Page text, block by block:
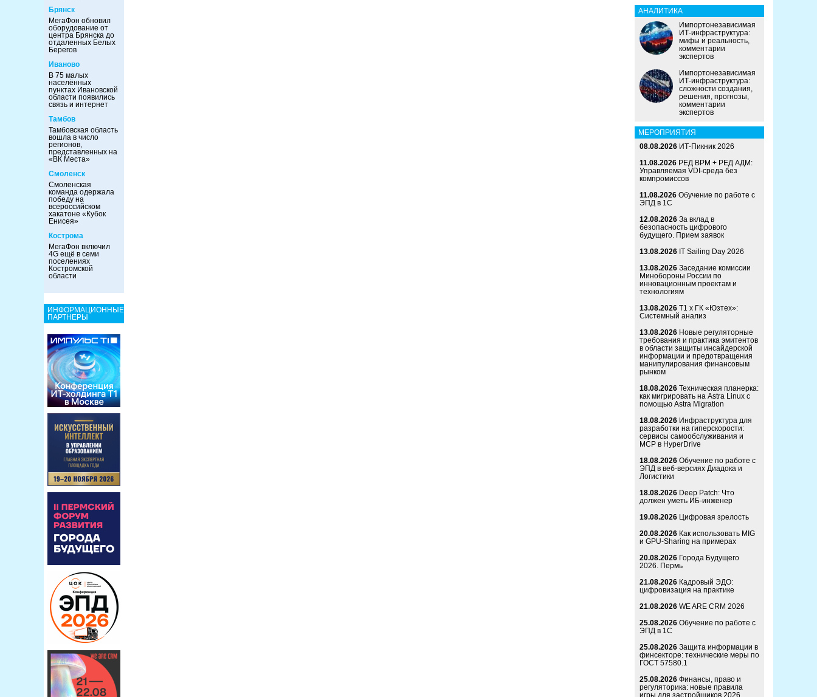
Брянск
МегаФон обновил
оборудование от
центра Брянска до
отдаленных Белых
Берегов
Иваново
В 75 малых
населённых
пунктах Ивановской
области появились
связь и интернет
Тамбов
Тамбовская область
вошла в число
регионов,
представленных на
«ВК Места»
Смоленск
Смоленская
команда одержала
победу на
всероссийском
хакатоне «Кубок
Енисея»
Кострома
МегаФон включил
4G ещё в семи
поселениях
Костромской
области
ИНФОРМАЦИОННЫЕ
ПАРТНЕРЫ
АНАЛИТИКА
Импортонезависимая
ИТ-инфраструктура:
мифы и реальность,
комментарии
экспертов
Импортонезависимая
ИТ-инфраструктура:
сложности создания,
решения, прогнозы,
комментарии
экспертов
МЕРОПРИЯТИЯ
08.08.2026 ИТ-Пикник 2026
11.08.2026 РЕД ВРМ + РЕД АДМ:
Управляемая VDI-среда без
компромиссов
11.08.2026 Обучение по работе с
ЭПД в 1С
12.08.2026 За вклад в
безопасность цифрового
будущего. Прием заявок
13.08.2026 IT Sailing Day 2026
13.08.2026 Заседание комиссии
Минобороны России по
инновационным проектам и
технологиям
13.08.2026 Т1 x ГК «Юзтех»:
Системный анализ
13.08.2026 Новые регуляторные
требования и практика эмитентов
в области защиты инсайдерской
информации и предотвращения
манипулирования финансовым
рынком
18.08.2026 Техническая планерка:
как мигрировать на Astra Linux с
помощью Astra Migration
18.08.2026 Инфраструктура для
разработки на гиперскорости:
сервисы самообслуживания и
MCP в HyperDrive
18.08.2026 Обучение по работе с
ЭПД в веб-версиях Диадока и
Логистики
18.08.2026 Deep Patch: Что
должен уметь ИБ-инженер
19.08.2026 Цифровая зрелость
20.08.2026 Как использовать MIG
и GPU-Sharing на примерах
20.08.2026 Города Будущего
2026. Пермь
21.08.2026 Кадровый ЭДО:
цифровизация на практике
21.08.2026 WE ARE CRM 2026
25.08.2026 Обучение по работе с
ЭПД в 1С
25.08.2026 Защита информации в
финсекторе: технические меры по
ГОСТ 57580.1
25.08.2026 Финансы, право и
регуляторика: новые правила